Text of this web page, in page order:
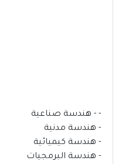
- - هندسة صناعية
- هندسة مدنية
- هندسة كيميائية
- هندسة البرمجيات